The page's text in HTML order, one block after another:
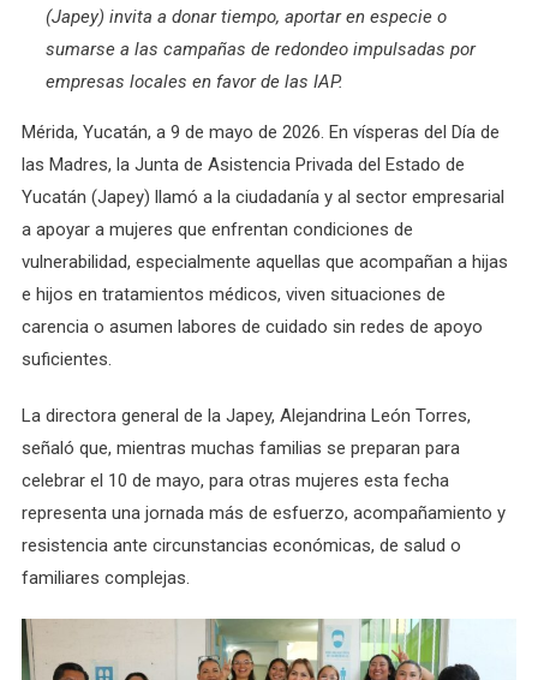
Apoyar
A
En
Situación
Vulnerabilidad
(Japey) invita a donar tiempo, aportar en especie o
sumarse a las campañas de redondeo impulsadas por
empresas locales en favor de las IAP.
Mérida, Yucatán, a 9 de mayo de 2026. En vísperas del Día de
las Madres, la Junta de Asistencia Privada del Estado de
Yucatán (Japey) llamó a la ciudadanía y al sector empresarial
a apoyar a mujeres que enfrentan condiciones de
vulnerabilidad, especialmente aquellas que acompañan a hijas
e hijos en tratamientos médicos, viven situaciones de
carencia o asumen labores de cuidado sin redes de apoyo
suficientes.
La directora general de la Japey, Alejandrina León Torres,
señaló que, mientras muchas familias se preparan para
celebrar el 10 de mayo, para otras mujeres esta fecha
representa una jornada más de esfuerzo, acompañamiento y
resistencia ante circunstancias económicas, de salud o
familiares complejas.